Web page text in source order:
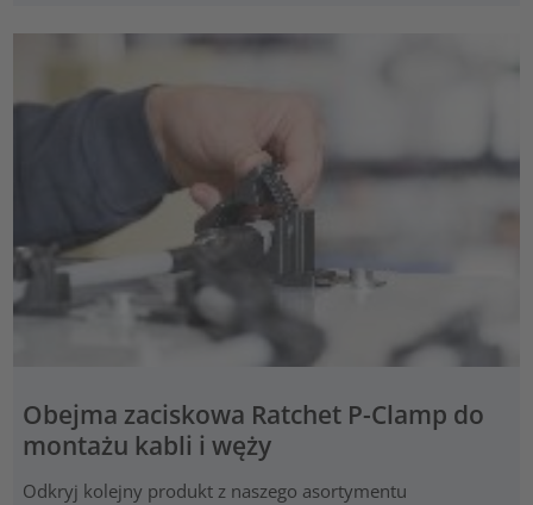
Obejma zaciskowa Ratchet P-Clamp do
montażu kabli i węży
Odkryj kolejny produkt z naszego asortymentu